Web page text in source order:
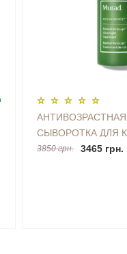
СЫВОРОТКА ДЛЯ
MURAD RETINAL
3850 грн. 3465 грн.